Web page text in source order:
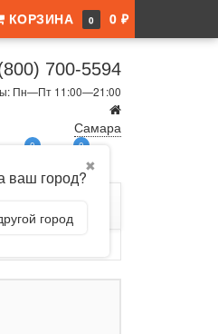
КОРЗИНА 0 0 ₽
700-5594
Пн—Пт 11:00—21:00
Самара
✖
ваш город?
город
0 0